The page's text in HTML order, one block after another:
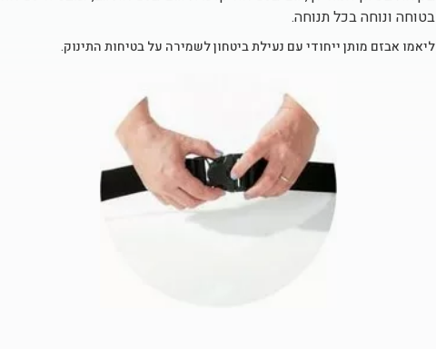
בטוחה ונוחה בכל תנוחה.
ליאמו אבזם מותן ייחודי עם נעילת ביטחון לשמירה על בטיחות התינוק.